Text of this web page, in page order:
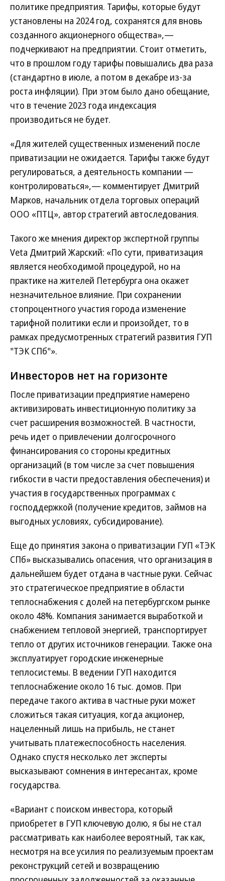
политике предприятия. Тарифы, которые будут
установлены на 2024 год, сохранятся для вновь
созданного акционерного общества»,—
подчеркивают на предприятии. Стоит отметить,
что в прошлом году тарифы повышались два раза
(стандартно в июле, а потом в декабре из-за
роста инфляции). При этом было дано обещание,
что в течение 2023 года индексация
производиться не будет.
«Для жителей существенных изменений после
приватизации не ожидается. Тарифы также будут
регулироваться, а деятельность компании —
контролироваться»,— комментирует Дмитрий
Марков, начальник отдела торговых операций
ООО «ПТЦ», автор стратегий автоследования.
Такого же мнения директор экспертной группы
Veta Дмитрий Жарский: «По сути, приватизация
является необходимой процедурой, но на
практике на жителей Петербурга она окажет
незначительное влияние. При сохранении
стопроцентного участия города изменение
тарифной политики если и произойдет, то в
рамках предусмотренных стратегий развития ГУП
"ТЭК СПб"».
Инвесторов нет на горизонте
После приватизации предприятие намерено
активизировать инвестиционную политику за
счет расширения возможностей. В частности,
речь идет о привлечении долгосрочного
финансирования со стороны кредитных
организаций (в том числе за счет повышения
гибкости в части предоставления обеспечения) и
участия в государственных программах с
господдержкой (получение кредитов, займов на
выгодных условиях, субсидирование).
Еще до принятия закона о приватизации ГУП «ТЭК
СПб» высказывались опасения, что организация в
дальнейшем будет отдана в частные руки. Сейчас
это стратегическое предприятие в области
теплоснабжения с долей на петербургском рынке
около 48%. Компания занимается выработкой и
снабжением тепловой энергией, транспортирует
тепло от других источников генерации. Также она
эксплуатирует городские инженерные
теплосистемы. В ведении ГУП находится
теплоснабжение около 16 тыс. домов. При
передаче такого актива в частные руки может
сложиться такая ситуация, когда акционер,
нацеленный лишь на прибыль, не станет
учитывать платежеспособность населения.
Однако спустя несколько лет эксперты
высказывают сомнения в интересантах, кроме
государства.
«Вариант с поиском инвестора, который
приобретет в ГУП ключевую долю, я бы не стал
рассматривать как наиболее вероятный, так как,
несмотря на все усилия по реализуемым проектам
реконструкций сетей и возвращению